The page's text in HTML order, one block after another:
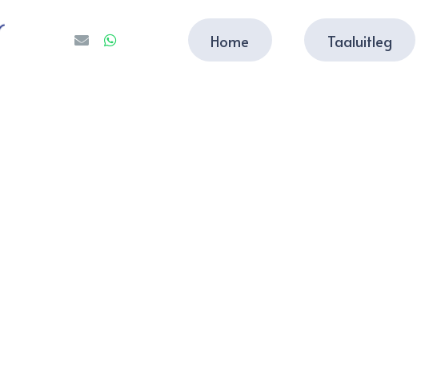
Home Taaluitleg